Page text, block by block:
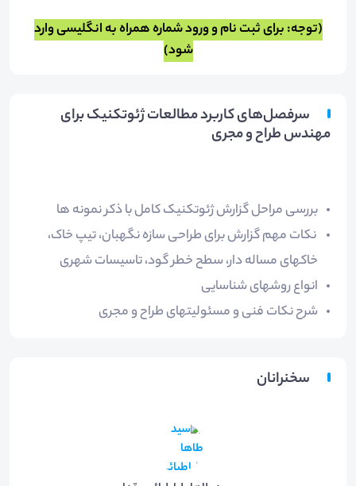
(توجه: برای ثبت نام و ورود شماره همراه به انگلیسی وارد
شود)
سرفصل‌های کاربرد مطالعات ژئوتکنیک برای
مهندس طراح و مجری
بررسی مراحل گزارش ژئوتکنیک کامل با ذکر نمونه ها
نکات مهم گزارش برای طراحی سازه نگهبان، تیپ خاک،
خاکهای مساله دار، سطح خطر گود، تاسیسات شهری
انواع روشهای شناسایی
شرح نکات فنی و مسئولیتهای طراح و مجری
سخنرانان